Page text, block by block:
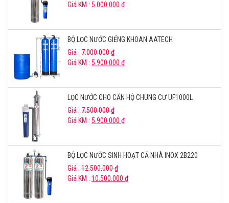
Giá KM : 5.000.000 ₫
BỘ LỌC NƯỚC GIẾNG KHOAN AATECH
Giá : 7.000.000₫
Giá KM : 5.900.000 ₫
LỌC NƯỚC CHO CĂN HỘ CHUNG CƯ UF1000L
Giá : 7.500.000₫
Giá KM : 5.900.000 ₫
BỘ LỌC NƯỚC SINH HOẠT CẢ NHÀ INOX 2B220
Giá : 12.500.000₫
Giá KM : 10.500.000 ₫